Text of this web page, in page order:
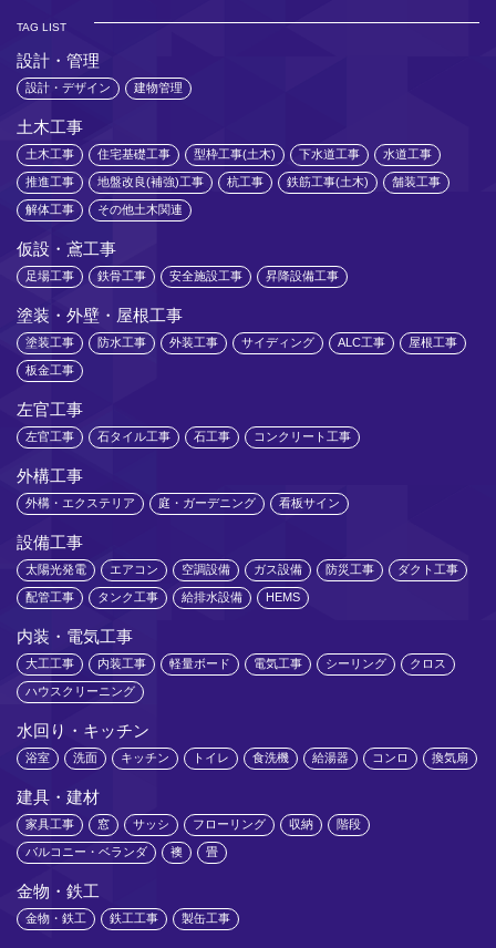
TAG LIST
設計・管理
設計・デザイン 建物管理
土木工事
土木工事 住宅基礎工事 型枠工事(土木) 下水道工事 水道工事
推進工事 地盤改良(補強)工事 杭工事 鉄筋工事(土木) 舗装工事
解体工事 その他土木関連
仮設・鳶工事
足場工事 鉄骨工事 安全施設工事 昇降設備工事
塗装・外壁・屋根工事
塗装工事 防水工事 外装工事 サイディング ALC工事 屋根工事
板金工事
左官工事
左官工事 石タイル工事 石工事 コンクリート工事
外構工事
外構・エクステリア 庭・ガーデニング 看板サイン
設備工事
太陽光発電 エアコン 空調設備 ガス設備 防災工事 ダクト工事
配管工事 タンク工事 給排水設備 HEMS
内装・電気工事
大工工事 内装工事 軽量ボード 電気工事 シーリング クロス
ハウスクリーニング
水回り・キッチン
浴室 洗面 キッチン トイレ 食洗機 給湯器 コンロ 換気扇
建具・建材
家具工事 窓 サッシ フローリング 収納 階段
バルコニー・ベランダ 襖 畳
金物・鉄工
金物・鉄工 鉄工工事 製缶工事